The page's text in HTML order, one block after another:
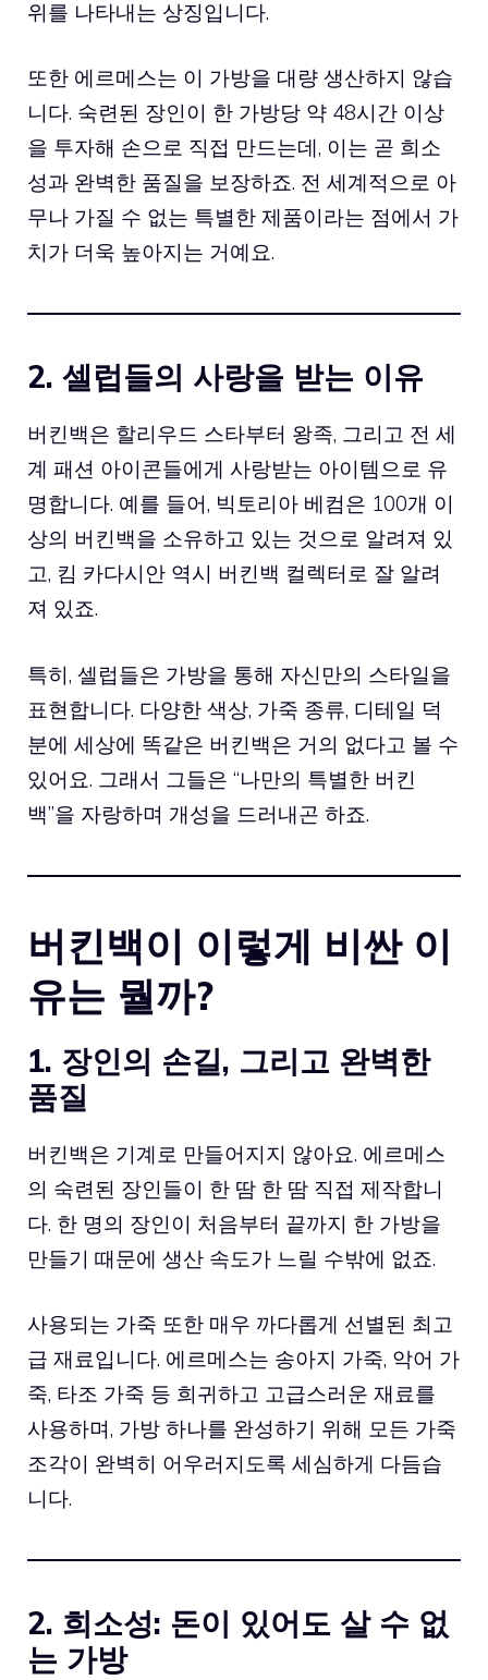
위를 나타내는 상징입니다.
또한 에르메스는 이 가방을 대량 생산하지 않습
니다. 숙련된 장인이 한 가방당 약 48시간 이상
을 투자해 손으로 직접 만드는데, 이는 곧 희소
성과 완벽한 품질을 보장하죠. 전 세계적으로 아
무나 가질 수 없는 특별한 제품이라는 점에서 가
치가 더욱 높아지는 거예요.
2. 셀럽들의 사랑을 받는 이유
버킨백은 할리우드 스타부터 왕족, 그리고 전 세
계 패션 아이콘들에게 사랑받는 아이템으로 유
명합니다. 예를 들어, 빅토리아 베컴은 100개 이
상의 버킨백을 소유하고 있는 것으로 알려져 있
고, 킴 카다시안 역시 버킨백 컬렉터로 잘 알려
져 있죠.
특히, 셀럽들은 가방을 통해 자신만의 스타일을
표현합니다. 다양한 색상, 가죽 종류, 디테일 덕
분에 세상에 똑같은 버킨백은 거의 없다고 볼 수
있어요. 그래서 그들은 “나만의 특별한 버킨
백”을 자랑하며 개성을 드러내곤 하죠.
버킨백이 이렇게 비싼 이
유는 뭘까?
1. 장인의 손길, 그리고 완벽한
품질
버킨백은 기계로 만들어지지 않아요. 에르메스
의 숙련된 장인들이 한 땀 한 땀 직접 제작합니
다. 한 명의 장인이 처음부터 끝까지 한 가방을
만들기 때문에 생산 속도가 느릴 수밖에 없죠.
사용되는 가죽 또한 매우 까다롭게 선별된 최고
급 재료입니다. 에르메스는 송아지 가죽, 악어 가
죽, 타조 가죽 등 희귀하고 고급스러운 재료를
사용하며, 가방 하나를 완성하기 위해 모든 가죽
조각이 완벽히 어우러지도록 세심하게 다듬습
니다.
2. 희소성: 돈이 있어도 살 수 없
는 가방